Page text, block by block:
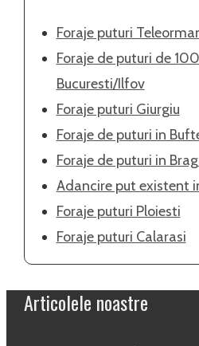
Foraje puturi
Foraje de puturi de
Bucuresti/Ilfov
Foraje puturi Giurgiu
Foraje de puturi in
Foraje de puturi in
Adancire put existent
Foraje puturi Ploiesti
Foraje puturi Calarasi
Articolele noastre